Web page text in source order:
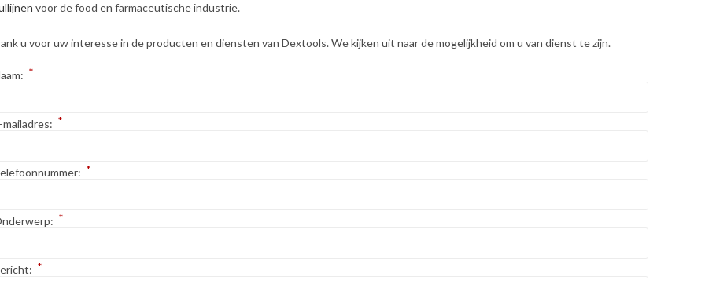
voor de food en farmaceutische industrie.
u voor uw interesse in de producten en diensten van Dextools. We kijken uit naar de mogelijkheid om u van dienst te zijn.
*
mailadres: *
*
*
*